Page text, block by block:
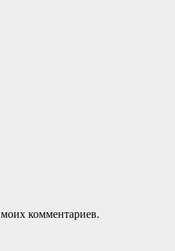
комментариев.